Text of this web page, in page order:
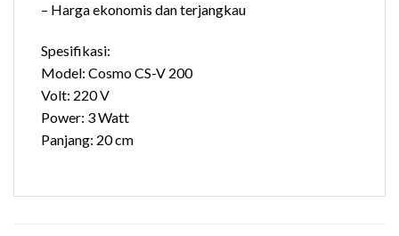
– Harga ekonomis dan terjangkau
Spesifikasi:
Model: Cosmo CS-V 200
Volt: 220 V
Power: 3 Watt
Panjang: 20 cm